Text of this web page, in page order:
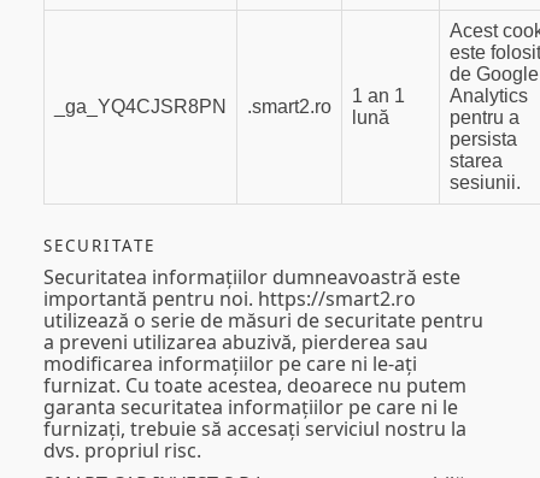
_ga_YQ4CJSR8PN .smart2.ro
1 an 1
lună
Acest
este folosit
de Google
Analytics
pentru a
persista
starea
sesiunii.
SECURITATE
Securitatea informațiilor dumneavoastră este
importantă pentru noi. https://smart2.ro
utilizează o serie de măsuri de securitate pentru
a preveni utilizarea abuzivă, pierderea sau
modificarea informațiilor pe care ni le-ați
furnizat. Cu toate acestea, deoarece nu putem
garanta securitatea informațiilor pe care ni le
furnizați, trebuie să accesați serviciul nostru la
dvs. propriul risc.